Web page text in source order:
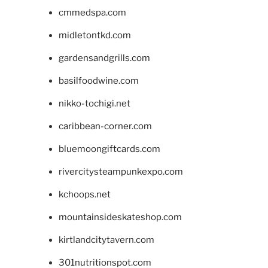
cmmedspa.com
midletontkd.com
gardensandgrills.com
basilfoodwine.com
nikko-tochigi.net
caribbean-corner.com
bluemoongiftcards.com
rivercitysteampunkexpo.com
kchoops.net
mountainsideskateshop.com
kirtlandcitytavern.com
301nutritionspot.com